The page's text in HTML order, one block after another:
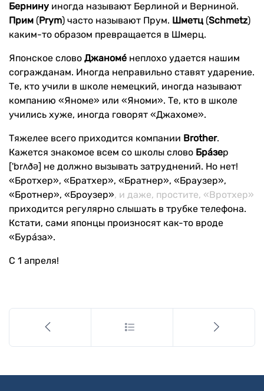
Бернину иногда называют Берлиной и Верниной.
Прим (Prym) часто называют Прум. Шметц (Schmetz)
каким-то образом превращается в Шмерц.
Японское слово Джаномé неплохо удается нашим
согражданам. Иногда неправильно ставят ударение.
Те, кто учили в школе немецкий, иногда называют
компанию «Яноме» или «Яноми». Те, кто в школе
учились хуже, иногда говорят «Джахоме».
Тяжелее всего приходится компании Brother.
Кажется знакомое всем со школы слово Брáзер
['brʌðə] не должно вызывать затруднений. Но нет!
«Бротхер», «Братхер», «Братнер», «Браузер»,
«Бротнер», «Броузер», и даже, простите, «Вротхер»
приходится регулярно слышать в трубке телефона.
Кстати, сами японцы произносят как-то вроде
«Бурáза».
С 1 апреля!